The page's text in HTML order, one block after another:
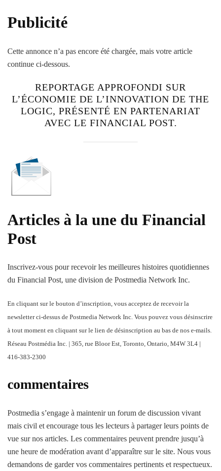
Publicité
Cette annonce n’a pas encore été chargée, mais votre article
continue ci-dessous.
REPORTAGE APPROFONDI SUR
L’ÉCONOMIE DE L’INNOVATION DE THE
LOGIC, PRÉSENTÉ EN PARTENARIAT
AVEC LE FINANCIAL POST.
Articles à la une du Financial
Post
Inscrivez-vous pour recevoir les meilleures histoires quotidiennes
du Financial Post, une division de Postmedia Network Inc.
En cliquant sur le bouton d’inscription, vous acceptez de recevoir la
newsletter ci-dessus de Postmedia Network Inc. Vous pouvez vous désinscrire
à tout moment en cliquant sur le lien de désinscription au bas de nos e-mails.
Réseau Postmédia Inc. | 365, rue Bloor Est, Toronto, Ontario, M4W 3L4 |
416-383-2300
commentaires
Postmedia s’engage à maintenir un forum de discussion vivant
mais civil et encourage tous les lecteurs à partager leurs points de
vue sur nos articles. Les commentaires peuvent prendre jusqu’à
une heure de modération avant d’apparaître sur le site. Nous vous
demandons de garder vos commentaires pertinents et respectueux.